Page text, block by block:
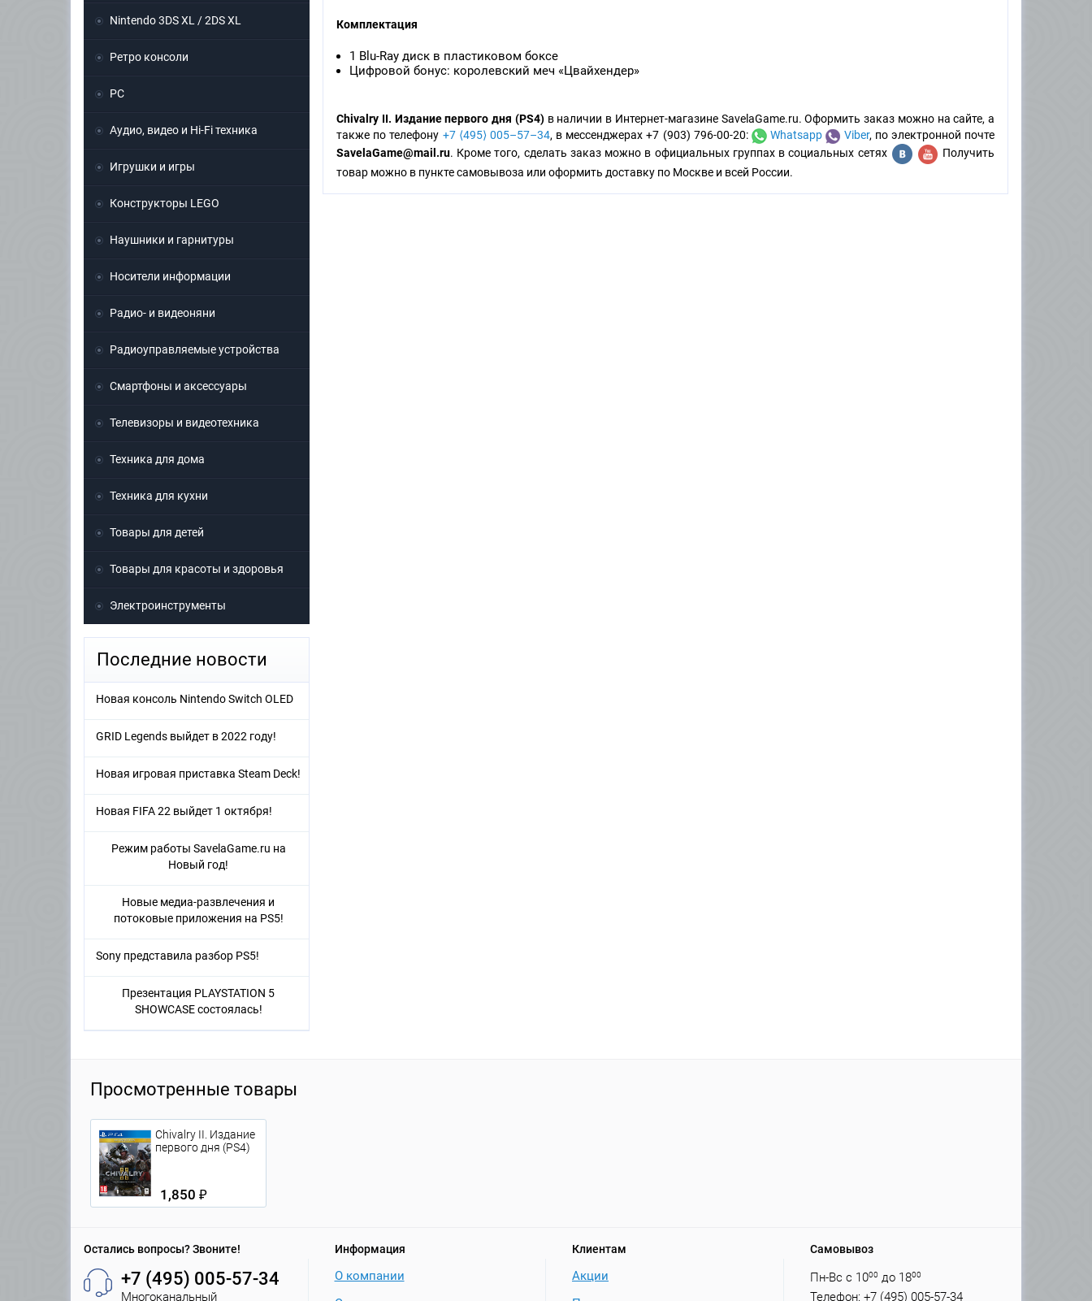
Комплектация
1 Blu-Ray диск в пластиковом боксе
Цифровой бонус: королевский меч «Цвайхендер»
Chivalry II. Издание первого дня (PS4)в наличии в Интернет-магазине SavelaGame.ru. Оформить заказ можно на сайте, а
также по телефону +7 ⟨495⟩ 005–57–34, в мессенджерах +7 (903) 796-00-20: Whatsapp Viber, по электронной почте
SavelaGame@mail.ru. Кроме того, сделать заказ можно в официальных группах в социальных сетях
Получить
товар можно в пункте самовывоза или оформить доставку по Москве и всей России.
Nintendo 3DS XL / 2DS XL
Ретро консоли
PC
Аудио, видео и Hi-Fi техника
Игрушки и игры
Конструкторы LEGO
Наушники и гарнитуры
Носители информации
Радио- и видеоняни
Радиоуправляемые устройства
Смартфоны и аксессуары
Телевизоры и видеотехника
Техника для дома
Техника для кухни
Товары для детей
Товары для красоты и здоровья
Электроинструменты
Последние новости
Новая консоль Nintendo Switch OLED
GRID Legends выйдет в 2022 году!
Новая игровая приставка Steam Deck!
Новая FIFA 22 выйдет 1 октября!
Режим работы SavelaGame.ru на
Новый год!
Новые медиа-развлечения и
потоковые приложения на PS5!
Sony представила разбор PS5!
Презентация PLAYSTATION 5
SHOWCASE состоялась!
Просмотренные товары
Chivalry II. Издание
первого дня (PS4)
1,850 ₽
Остались вопросы? Звоните!
+7 (495) 005-57-34
Многоканальный
Информация
О компании
Клиентам
Акции
Самовывоз
Пн-Вс с 1000 до 1800
Телефон: +7 (495) 005-57-34